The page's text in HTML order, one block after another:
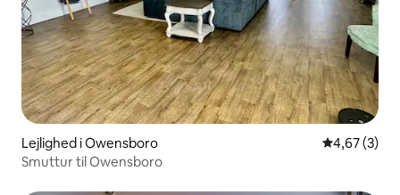
Lejlighed i Owensboro 4,67 ud af 5
4,67 (3)
Smuttur til Owensboro